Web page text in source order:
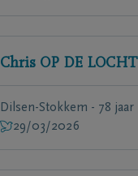
Chris OP DE LOCHT
Dilsen-Stokkem - 78 jaar
29/03/2026